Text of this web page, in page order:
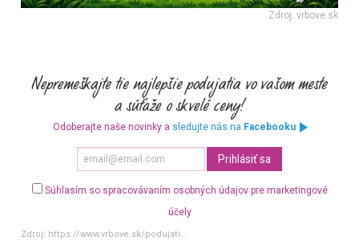
Zdroj: vrbove.sk
Odoberajte naše novinky a sledujte nás na Facebooku
Súhlasím so spracovávaním osobných údajov pre marketingové
účely
Zdroj: https://www.vrbove.sk/podujati...